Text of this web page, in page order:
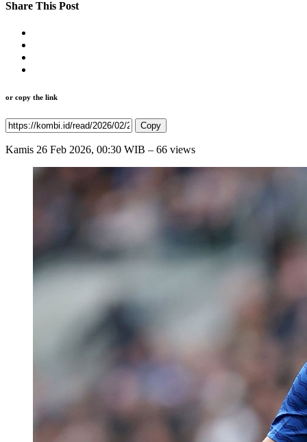
Share This Post
or copy the link
Copy
Kamis 26 Feb 2026, 00:30 WIB – 66 views